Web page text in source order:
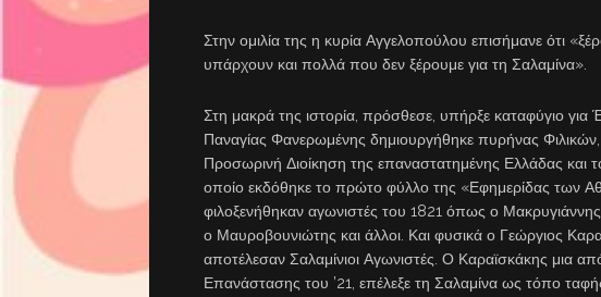
Στην ομιλία της η κυρία Αγγελοπούλου επισήμανε ότι
υπάρχουν και πολλά που δεν ξέρουμε για τη Σαλαμίνα».
Στη μακρά της ιστορία, πρόσθεσε, υπήρξε καταφύγιο για
Παναγίας Φανερωμένης δημιουργήθηκε πυρήνας
Προσωρινή Διοίκηση της επαναστατημένης Ελλάδας και
οποίο εκδόθηκε το πρώτο φύλλο της «Εφημερίδας των
φιλοξενήθηκαν αγωνιστές του 1821 όπως ο
ο Μαυροβουνιώτης και άλλοι. Και φυσικά ο Γεώργιος
αποτέλεσαν Σαλαμίνιοι Αγωνιστές. Ο Καραϊσκάκης μια
Επανάστασης του ’21, επέλεξε τη Σαλαμίνα ως τόπο